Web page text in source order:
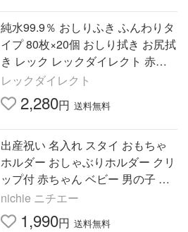
純水99.9％ おしりふき ふんわりタ
イプ 80枚×20個 おしり拭き お尻拭
き レック レックダイレクト 赤ち
ゃんおしりふき 赤ちゃん 出産祝い
大容量 日本製 lec
レックダイレクト
2,280円 送料無料
出産祝い 名入れ スタイ おもちゃ
ホルダー おしゃぶりホルダー クリ
ップ付 赤ちゃん ベビー 男の子 女
の子 子供 綿100% 木製 落下防止
ガーゼ
nichie ニチエー
1,990円 送料無料